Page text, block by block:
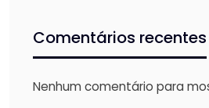
Comentários recentes
Nenhum comentário para